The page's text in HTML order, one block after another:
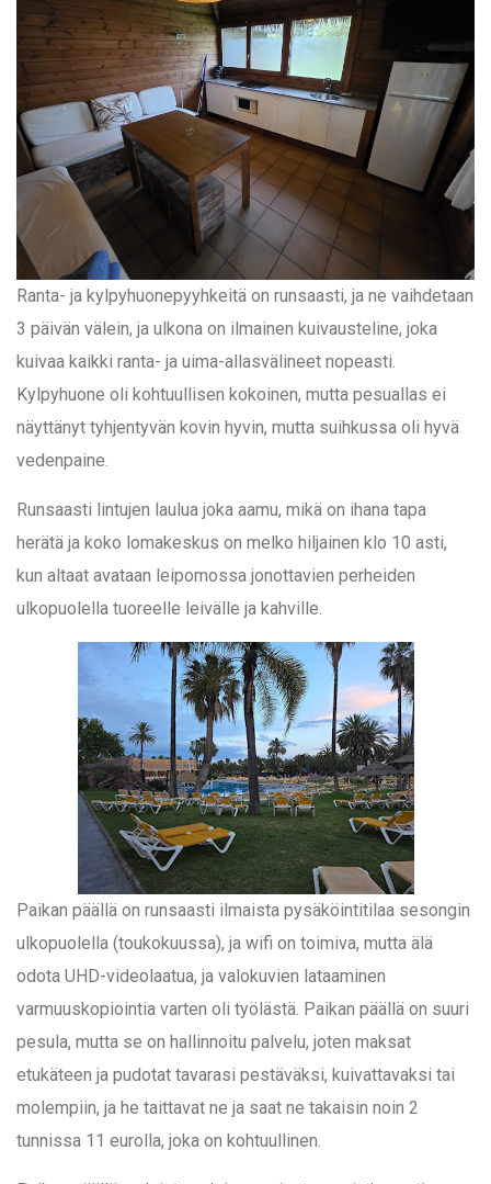
Ranta- ja kylpyhuonepyyhkeitä on runsaasti, ja ne vaihdetaan
3 päivän välein, ja ulkona on ilmainen kuivausteline, joka
kuivaa kaikki ranta- ja uima-allasvälineet nopeasti.
Kylpyhuone oli kohtuullisen kokoinen, mutta pesuallas ei
näyttänyt tyhjentyvän kovin hyvin, mutta suihkussa oli hyvä
vedenpaine.
Runsaasti lintujen laulua joka aamu, mikä on ihana tapa
herätä ja koko lomakeskus on melko hiljainen klo 10 asti,
kun altaat avataan leipomossa jonottavien perheiden
ulkopuolella tuoreelle leivälle ja kahville.
Paikan päällä on runsaasti ilmaista pysäköintitilaa sesongin
ulkopuolella (toukokuussa), ja wifi on toimiva, mutta älä
odota UHD-videolaatua, ja valokuvien lataaminen
varmuuskopiointia varten oli työlästä. Paikan päällä on suuri
pesula, mutta se on hallinnoitu palvelu, joten maksat
etukäteen ja pudotat tavarasi pestäväksi, kuivattavaksi tai
molempiin, ja he taittavat ne ja saat ne takaisin noin 2
tunnissa 11 eurolla, joka on kohtuullinen.